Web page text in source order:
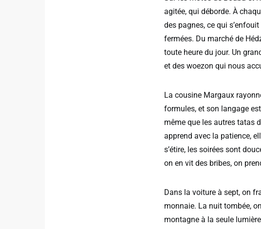
agitée, qui déborde. À
des pagnes, ce qui
fermées. Du marché de
toute heure du jour. Un
et des woezon qui nous
La cousine Margaux
formules, et son langage
même que les autres tatas
apprend avec la patience,
s’étire, les soirées sont
on en vit des bribes, on
Dans la voiture à sept, on
monnaie. La nuit tombée, on
montagne à la seule